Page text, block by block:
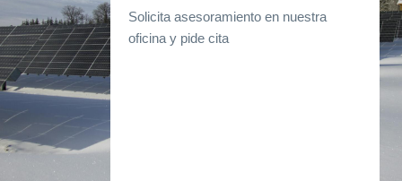
Solicita asesoramiento en nuestra
oficina y pide cita